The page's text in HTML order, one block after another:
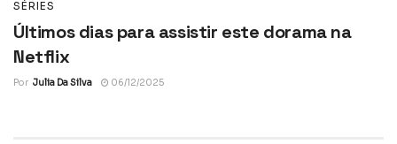
SÉRIES
Últimos dias para assistir este dorama na
Netflix
Por Julia Da Silva 06/12/2025